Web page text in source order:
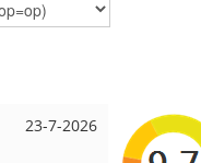
23-7-2026 Hilde uit